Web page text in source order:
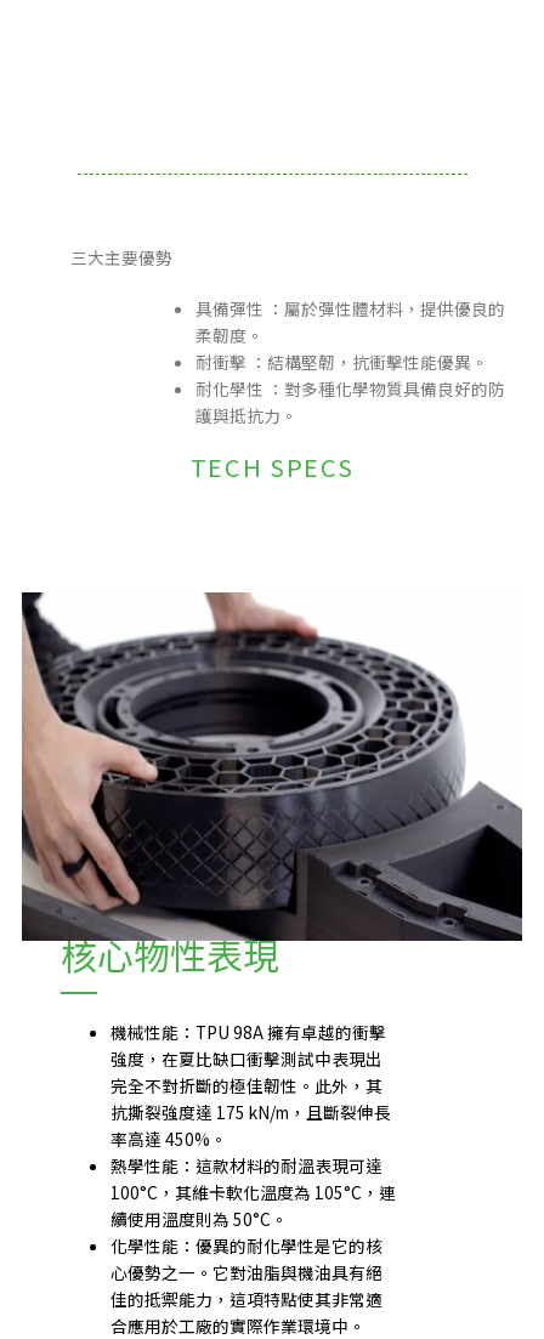
三大主要優勢
具備彈性 ：屬於彈性體材料，提供優良的
柔韌度。
耐衝擊 ：結構堅韌，抗衝擊性能優異。
耐化學性 ：對多種化學物質具備良好的防
護與抵抗力。
TECH SPECS
核心物性表現
機械性能：TPU 98A 擁有卓越的衝擊
強度，在夏比缺口衝擊測試中表現出
完全不對折斷的極佳韌性。此外，其
抗撕裂強度達 175 kN/m，且斷裂伸長
率高達 450%。
熱學性能：這款材料的耐溫表現可達
100°C，其維卡軟化溫度為 105°C，連
續使用溫度則為 50°C。
化學性能：優異的耐化學性是它的核
心優勢之一。它對油脂與機油具有絕
佳的抵禦能力，這項特點使其非常適
合應用於工廠的實際作業環境中。